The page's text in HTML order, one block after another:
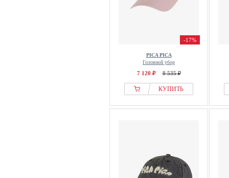
-17%
PICA PICA
Головной убор
7 120 ₽ 8 535 ₽
КУПИТЬ